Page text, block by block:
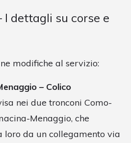
I dettagli su corse e
modifiche al servizio:
– Colico
nei due tronconi Como-
Menaggio, che
loro da un collegamento via